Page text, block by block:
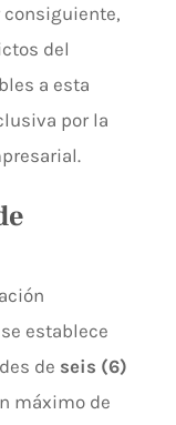
consiguiente,
del
a esta
por la
establece
de seis (6)
máximo de